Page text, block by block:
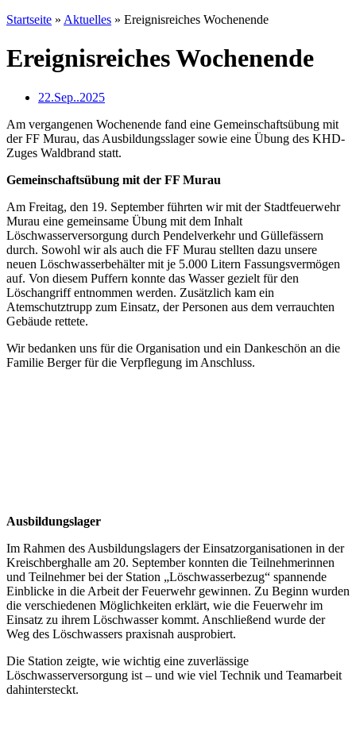
Startseite » Aktuelles » Ereignisreiches Wochenende
Ereignisreiches Wochenende
22.Sep..2025
Am vergangenen Wochenende fand eine Gemeinschaftsübung mit
der FF Murau, das Ausbildungsslager sowie eine Übung des KHD-
Zuges Waldbrand statt.
Gemeinschaftsübung mit der FF Murau
Am Freitag, den 19. September führten wir mit der Stadtfeuerwehr
Murau eine gemeinsame Übung mit dem Inhalt
Löschwasserversorgung durch Pendelverkehr und Güllefässern
durch. Sowohl wir als auch die FF Murau stellten dazu unsere
neuen Löschwasserbehälter mit je 5.000 Litern Fassungsvermögen
auf. Von diesem Puffern konnte das Wasser gezielt für den
Löschangriff entnommen werden. Zusätzlich kam ein
Atemschutztrupp zum Einsatz, der Personen aus dem verrauchten
Gebäude rettete.
Wir bedanken uns für die Organisation und ein Dankeschön an die
Familie Berger für die Verpflegung im Anschluss.
Ausbildungslager
Im Rahmen des Ausbildungslagers der Einsatzorganisationen in der
Kreischberghalle am 20. September konnten die Teilnehmerinnen
und Teilnehmer bei der Station „Löschwasserbezug“ spannende
Einblicke in die Arbeit der Feuerwehr gewinnen. Zu Beginn wurden
die verschiedenen Möglichkeiten erklärt, wie die Feuerwehr im
Einsatz zu ihrem Löschwasser kommt. Anschließend wurde der
Weg des Löschwassers praxisnah ausprobiert.
Die Station zeigte, wie wichtig eine zuverlässige
Löschwasserversorgung ist – und wie viel Technik und Teamarbeit
dahintersteckt.